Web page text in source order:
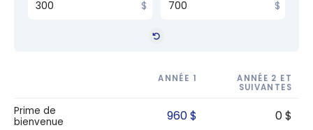
ANNÉE 1
ANNÉE 2 ET
SUIVANTES
Prime de
bienvenue
960 $ 0 $